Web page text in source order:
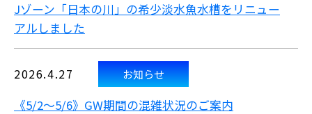
Jゾーン「日本の川」の希少淡水魚水槽をリニュー
アルしました
2026.4.27 お知らせ
《5/2～5/6》GW期間の混雑状況のご案内